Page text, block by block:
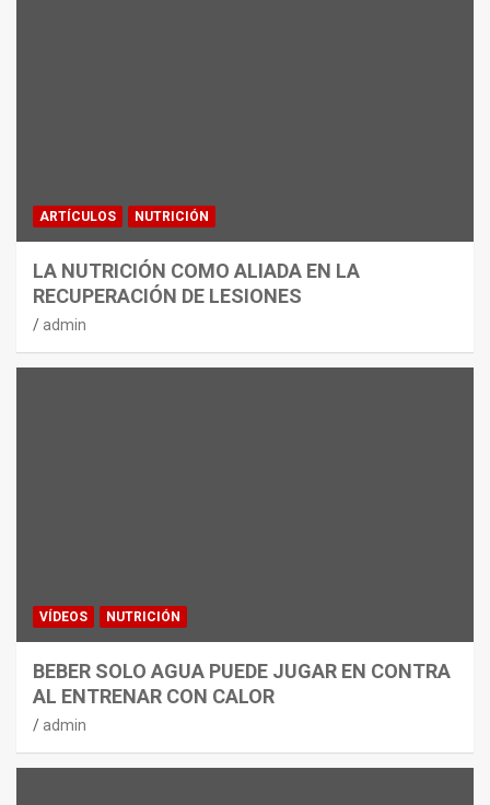
ARTÍCULOS NUTRICIÓN
LA NUTRICIÓN COMO ALIADA EN LA
RECUPERACIÓN DE LESIONES
admin
VÍDEOS NUTRICIÓN
BEBER SOLO AGUA PUEDE JUGAR EN CONTRA
AL ENTRENAR CON CALOR
admin